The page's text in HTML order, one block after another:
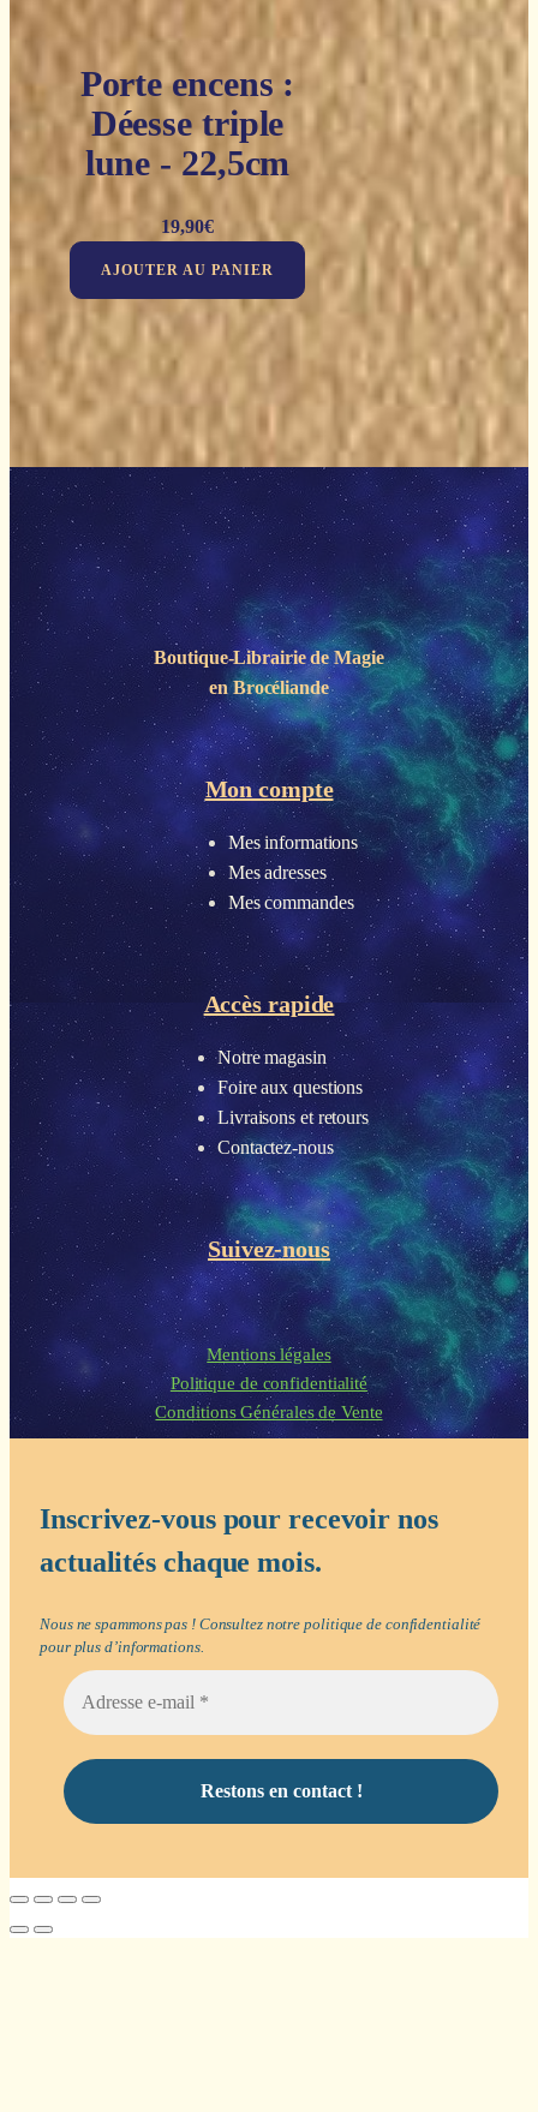
Porte encens :
Déesse triple
lune - 22,5cm
19,90€
AJOUTER AU PANIER
Boutique-Librairie deMagie
en Brocéliande
Mon compte
Mes informations
Mes adresses
Mes commandes
Accès rapide
Notre magasin
Foire aux questions
Livraisons et retours
Contactez-nous
Suivez-nous
Mentions légales
Politique de confidentialité
Conditions Générales de Vente
Inscrivez-vous pour recevoir nos
actualités chaque mois.
Nous ne spammons pas ! Consultez notrepolitique de confidentialité
pour plus d’informations.